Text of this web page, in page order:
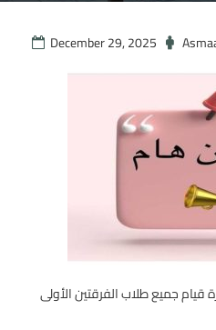
December 29, 2025
قيام جميع طلاب الفرقتين الأولى